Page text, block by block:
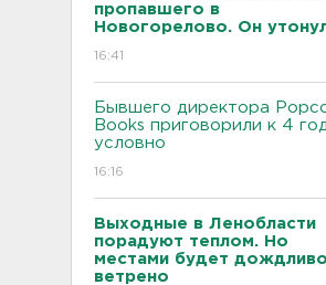
пропавшего в
Новогорелово. Он
16:41
Бывшего директора
Books приговорили к 4
условно
16:16
Выходные в Ленобласти
порадуют теплом. Но
местами будет
ветрено